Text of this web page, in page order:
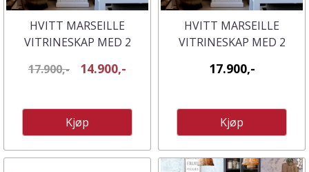
HVITT MARSEILLE
VITRINESKAP MED 2
CHIC ANTIQUE
17.900,- 14.900,-
Kjøp
HVITT MARSEILLE
VITRINESKAP MED 2
CHIC ANTIQUE
17.900,-
Kjøp